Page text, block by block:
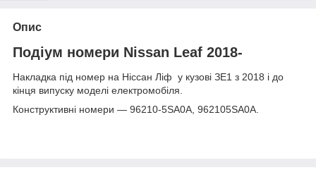
Опис
Подіум номери Nissan Leaf 2018-
Накладка під номер на Ніссан Ліф у кузові ЗЕ1 з 2018 і до
кінця випуску моделі електромобіля.
Конструктивні номери — 96210-5SA0A, 962105SA0A.